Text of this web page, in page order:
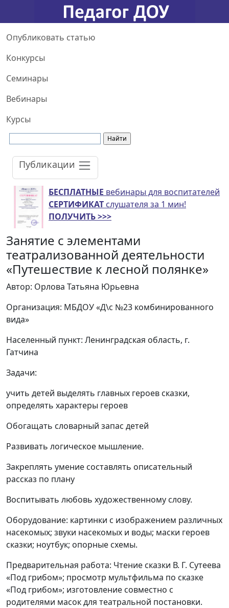
Опубликовать статью
Конкурсы
Семинары
Вебинары
Курсы
Публикации
БЕСПЛАТНЫЕ вебинары для воспитателей
СЕРТИФИКАТ слушателя за 1 мин!
ПОЛУЧИТЬ >>>
Занятие с элементами
театрализованной деятельности
«Путешествие к лесной полянке»
Автор: Орлова Татьяна Юрьевна
Организация: МБДОУ «Д\с №23 комбинированного
вида»
Населенный пункт: Ленинградская область, г.
Гатчина
Задачи:
учить детей выделять главных героев сказки,
определять характеры героев
Обогащать словарный запас детей
Развивать логическое мышление.
Закреплять умение составлять описательный
рассказ по плану
Воспитывать любовь художественному слову.
Оборудование: картинки с изображением различных
насекомых; звуки насекомых и воды; маски героев
сказки; ноутбук; опорные схемы.
Предварительная работа: Чтение сказки В. Г. Сутеева
«Под грибом»; просмотр мультфильма по сказке
«Под грибом»; изготовление совместно с
родителями масок для театральной постановки.